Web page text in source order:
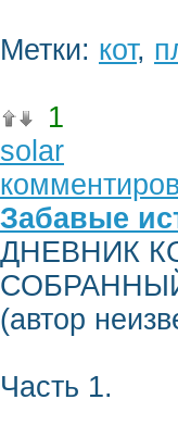
Метки: кот,
1
solar
Забавые
ДНЕВНИК
(автор
Часть 1.